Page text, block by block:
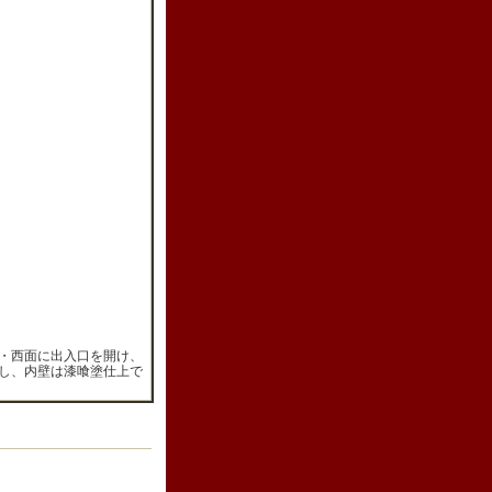
面に出入口を開け、
、内壁は漆喰塗仕上で